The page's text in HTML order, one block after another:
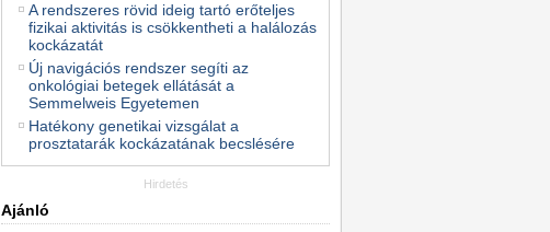
A rendszeres rövid ideig tartó erőteljes
fizikai aktivitás is csökkentheti a halálozás
kockázatát
Új navigációs rendszer segíti az
onkológiai betegek ellátását a
Semmelweis Egyetemen
Hatékony genetikai vizsgálat a
prosztatarák kockázatának becslésére
Hirdetés
Ajánló